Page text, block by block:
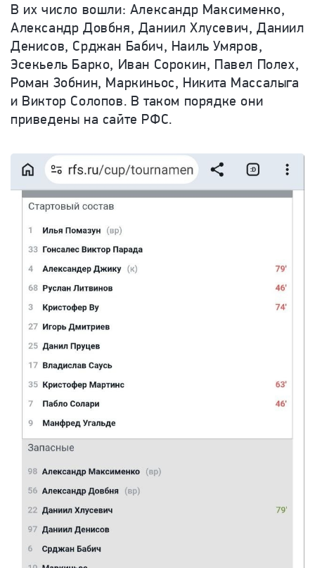
В их число вошли: Александр Максименко,
Александр Довбня, Даниил Хлусевич, Даниил
Денисов, Срджан Бабич, Наиль Умяров,
Эсекьель Барко, Иван Сорокин, Павел Полех,
Роман Зобнин, Маркиньос, Никита Массалыга
и Виктор Солопов. В таком порядке они
приведены на сайте РФС.